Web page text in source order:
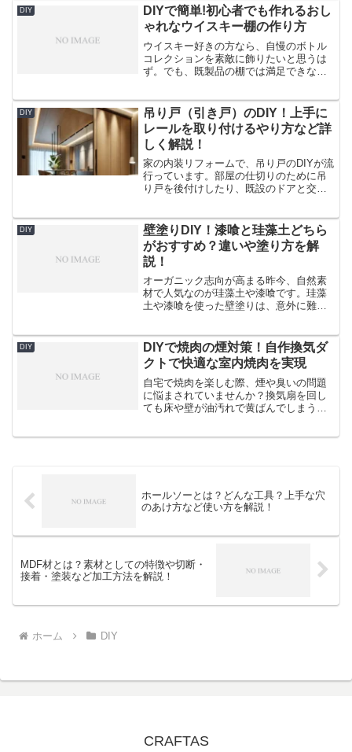
読めば、初心者でも簡単に作れて、近所
迷惑を気にせず美味しいピ...
DIY
DIYで簡単!初心者でも作れるおし
ゃれなウイスキー棚の作り方
ウイスキー好きの方なら、自慢のボトル
コレクションを素敵に飾りたいと思うは
ず。でも、既製品の棚では満足できな
みのデザインで、しかも予算内で理想の
棚が作れるんです。初...
DIY
吊り戸（引き戸）のDIY！上手に
レールを取り付けるやり方など詳
しく解説！
家の内装リフォームで、吊り戸のDIYが流
行っています。部屋の仕切りのために吊
り戸を後付けしたり、既設のドアと交換
せんが、手順を理解すれば簡単なのでぜ
ひ挑戦してみてく...
DIY
壁塗りDIY！漆喰と珪藻土どちら
がおすすめ？違いや塗り方を解
説！
オーガニック志向が高まる昨今、自然素
材で人気なのが珪藻土や漆喰です。珪藻
土や漆喰を使った壁塗りは、意外に難し
自宅の壁も塗り替えて快適空間にしてみ
ましょう。漆喰と珪藻...
DIY
DIYで焼肉の煙対策！自作換気ダ
クトで快適な室内焼肉を実現
自宅で焼肉を楽しむ際、煙や臭いの問題
に悩まされていませんか？換気扇を回し
ても床や壁が油汚れで黄ばんでしまう。
ホールソーとは？どんな工具？上手な穴
のあけ方など使い方を解説！
MDF材とは？素材としての特徴や切断・
接着・塗装など加工方法を解説！
ホーム DIY
CRAFTAS